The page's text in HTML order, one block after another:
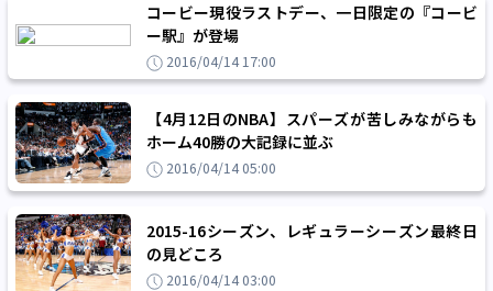
コービー現役ラストデー、一日限定の『コービ
ー駅』が登場
2016/04/14 17:00
【4月12日のNBA】スパーズが苦しみながらも
ホーム40勝の大記録に並ぶ
2016/04/14 05:00
2015-16シーズン、レギュラーシーズン最終日
の見どころ
2016/04/14 03:00